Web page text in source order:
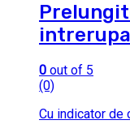
0 out of 5
(0)
Cu indicator de